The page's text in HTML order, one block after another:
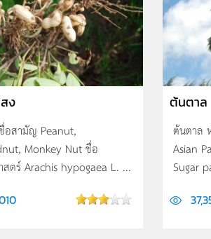
ง
อสามัญ Peanut,
Monkey Nut ชื่อ
ตร์ Arachis hypogaea L. ...
ต้นตาล
ต้นตาล
Asian
Sugar